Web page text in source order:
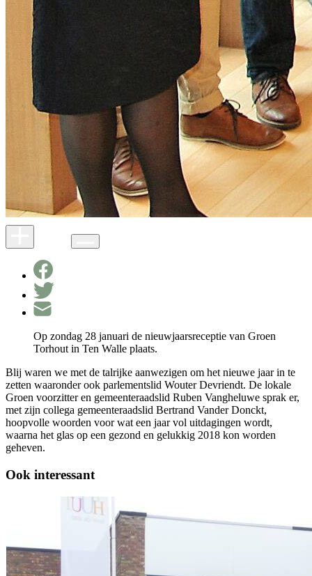
Op zondag 28 januari de nieuwjaarsreceptie van Groen
Torhout in Ten Walle plaats.
Blij waren we met de talrijke aanwezigen om het nieuwe jaar in te
zetten waaronder ook parlementslid WouterDevriendt. De lokale
Groen voorzitter en gemeenteraadslid Ruben Vangheluwe sprak er,
met zijn collega gemeenteraadslid Bertrand Vander Donckt,
hoopvolle woorden voor wat een jaar vol uitdagingen wordt,
waarna het glas op een gezond en gelukkig 2018 kon worden
geheven.
Ook interessant